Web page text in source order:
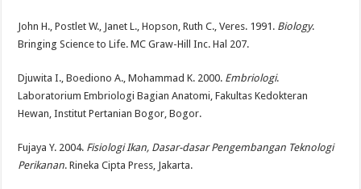
John H., Postlet W., Janet L., Hopson, Ruth C., Veres. 1991. Biology.
Bringing Science to Life. MC Graw-Hill Inc. Hal 207.
Djuwita I., Boediono A., Mohammad K. 2000. Embriologi.
Laboratorium Embriologi Bagian Anatomi, Fakultas Kedokteran
Hewan, Institut Pertanian Bogor, Bogor.
Fujaya Y. 2004. Fisiologi Ikan, Dasar-dasar Pengembangan Teknologi
Perikanan. Rineka Cipta Press, Jakarta.